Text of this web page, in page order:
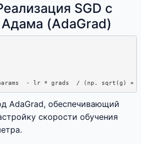
SGD с
(AdaGrad)
AdaGrad, обеспечивающий
скорости обучения